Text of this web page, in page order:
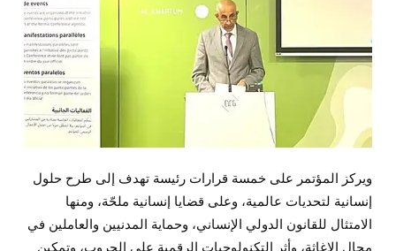
ويركز المؤتمر على خمسة قرارات رئيسة تهدف إلى طرح حلول
إنسانية لتحديات عالمية، وعلى قضايا إنسانية ملحّة، ومنها
الامتثال للقانون الدولي الإنساني، وحماية المدنيين والعاملين في
مجال الإغاثة، وأثر التكنولوجيات الرقمية على الحروب، وتمكين